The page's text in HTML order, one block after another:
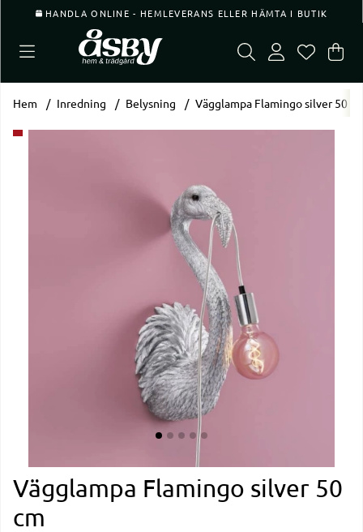
HANDLA ONLINE - HEMLEVERANS ELLER HÄMTA I BUTIK
.
Hem Inredning Belysning Vägglampa Flamingo silver 50
Produktbilder Vägglampa Flamingo silver 50 cm
Vägglampa Flamingo silver 50
cm